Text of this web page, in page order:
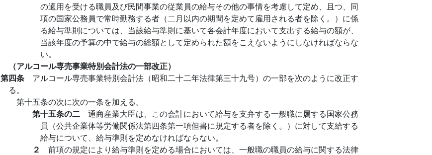
の適用を受ける職員及び民間事業の従業員の給与その他の事情を考慮して定め、且つ、同
項の国家公務員で常時勤務する者（二月以内の期間を定めて雇用される者を除く。）に係
る給与準則については、当該給与準則に基いて各会計年度において支出する給与の額が、
当該年度の予算の中で給与の総額として定められた額をこえないようにしなければならな
い。
（アルコール専売事業特別会計法の一部改正）
第四条 アルコール専売事業特別会計法（昭和二十二年法律第三十九号）の一部を次のように改正す
る。
第十五条の次に次の一条を加える。
第十五条の二 通商産業大臣は、この会計において給与を支弁する一般職に属する国家公務
員（公共企業体等労働関係法第四条第一項但書に規定する者を除く。）に対して支給する
給与について、給与準則を定めなければならない。
２ 前項の規定により給与準則を定める場合においては、一般職の職員の給与に関する法律